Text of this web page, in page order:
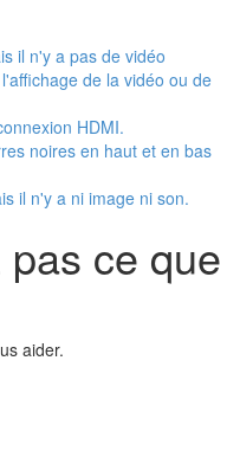
il n'y a pas de vidéo
de la vidéo ou de
HDMI.
noires en haut et en bas
il n'y a ni image ni son.
ce que
aider.